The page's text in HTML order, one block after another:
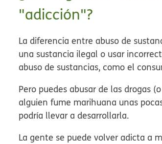
"adicción"?
La diferencia entre abuso de
una sustancia ilegal o usar
abuso de sustancias, como el
Pero puedes abusar de las drogas
alguien fume marihuana unas
podría llevar a desarrollarla.
La gente se puede volver adicta a